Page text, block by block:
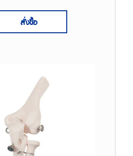
สั่งซื้อ